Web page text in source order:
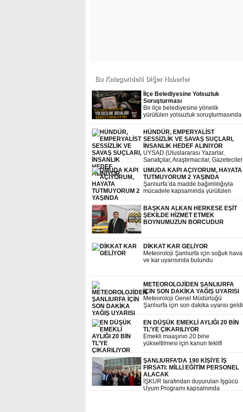
Bu Kategorideki Diğer Haberler
İlçe Belediyesine Yolsuzluk
Soruşturması
Bir ilçe belediyesine yönelik
yürütülen yolsuzluk soruşturmasında
Soruşturma dosyasına Sayıştay
raporları, milyonlarca liralık ihaleler,
MASAK incelemeleri ve tanık
ifadeleri girdi.
HÜNDÜR, EMPERYALİST
SESSİZLİK VE SAVAŞ SUÇLARI,
İNSANLIK HEDEF ALINIYOR
UYSAD (Uluslararası Yazarlar,
Sanatçılar, Araştırmacılar, Gazeteciler
Derneği) Genel Başkanı Cuma
Hündür,ABD, İsrail ve İran savaşına
ilişkin şok edici bir basın açıklaması
yaptı.
UMUDA KAPI AÇIYORUM, HAYATA
TUTMUYORUM 2 YAŞINDA
Şanlıurfa’da madde bağımlılığıyla
mücadele kapsamında yürütülen
Tutunuyorum” projesi ikinci yılını
başarıyla tamamladı.
BAŞKAN ALKAN HERKESE EŞİT
ŞEKİLDE HİZMET ETMEK
BOYNUMUZUN BORCUDUR
DİKKAT KAR GELİYOR
Meteoroloji Şanlıurfa için soğuk hava
ve kar uyarısında bulundu
METEOROLOJİDEN ŞANLIURFA
İÇİN SON DAKİKA YAĞIŞ UYARISI
Meteoroloji Genel Müdürlüğü
Şanlıurfa için son dakika uyarısı geldi
EN DÜŞÜK EMEKLİ AYLIĞI 20 BİN
TL’YE ÇIKARILIYOR
Emekli maaşının 20 bine
yükseltilmesi için kanun teklifi
sunludu
ŞANLIURFA’DA 190 KİŞİYE İŞ
FIRSATI: MİLLİ EĞİTİM PERSONEL
ALACAK
İŞKUR tarafından duyurulan İşgücü
Uyum Programı kapsamında